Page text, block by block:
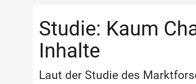
Studie: Kaum
Inhalte
Laut der Studie des